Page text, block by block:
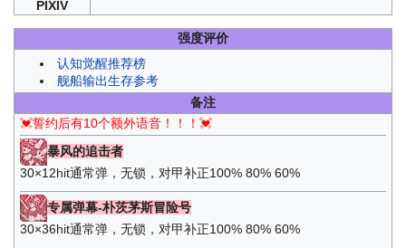
PIXIV
强度评价
认知觉醒推荐榜
舰船输出生存参考
备注
💓誓约后有10个额外语音！！！💓
暴风的追击者
30×12hit通常弹，无锁，对甲补正100% 80% 60%
专属弹幕-朴茨茅斯冒险号
30×36hit通常弹，无锁，对甲补正100% 80% 60%